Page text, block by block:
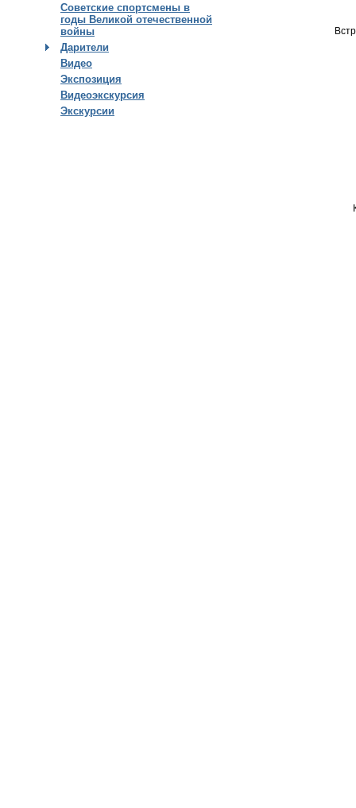
Советские спортсмены в
годы Великой отечественной
войны
Дарители
Видео
Экспозиция
Видеоэкскурсия
Экскурсии